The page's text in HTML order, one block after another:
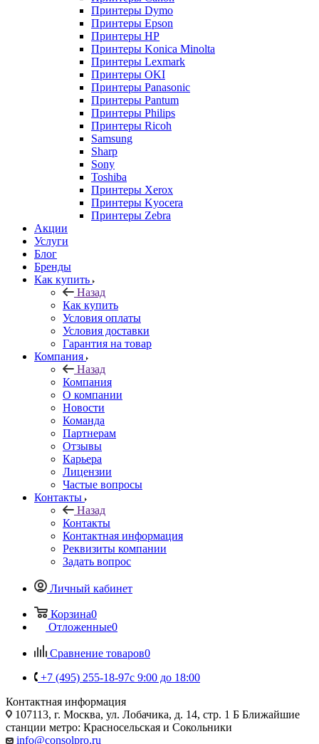
Принтеры Dymo
Принтеры Epson
Принтеры HP
Принтеры Konica Minolta
Принтеры Lexmark
Принтеры OKI
Принтеры Panasonic
Принтеры Pantum
Принтеры Philips
Принтеры Ricoh
Samsung
Sharp
Sony
Toshiba
Принтеры Xerox
Принтеры Kyocera
Принтеры Zebra
Акции
Услуги
Блог
Бренды
Как купить
Назад
Как купить
Условия оплаты
Условия доставки
Гарантия на товар
Компания
Назад
Компания
О компании
Новости
Команда
Партнерам
Отзывы
Карьера
Лицензии
Частые вопросы
Контакты
Назад
Контакты
Контактная информация
Реквизиты компании
Задать вопрос
Личный кабинет
Корзина0
Отложенные0
Сравнение товаров0
+7 (495) 255-18-97с 9:00 до 18:00
Контактная информация
107113, г. Москва, ул. Лобачика, д. 14, стр. 1 Б Ближайшие
станции метро: Красносельская и Сокольники
info@consolpro.ru